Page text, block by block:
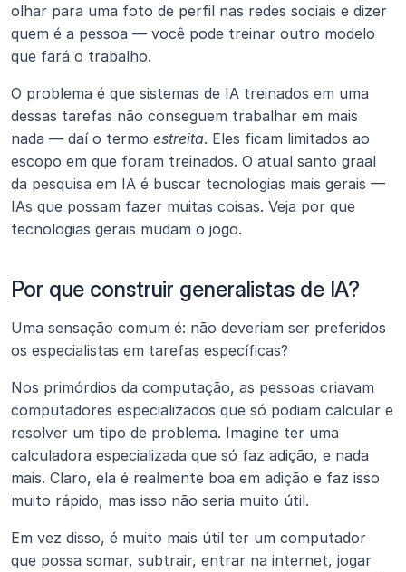
olhar para uma foto de perfil nas redes sociais e dizer
quem é a pessoa — você pode treinar outro modelo
que fará o trabalho.
O problema é que sistemas de IA treinados em uma
dessas tarefas não conseguem trabalhar em mais
nada — daí o termo estreita. Eles ficam limitados ao
escopo em que foram treinados. O atual santo graal
da pesquisa em IA é buscar tecnologias mais gerais —
IAs que possam fazer muitas coisas. Veja por que
tecnologias gerais mudam o jogo.
Por que construir generalistas de IA?
Uma sensação comum é: não deveriam ser preferidos
os especialistas em tarefas específicas?
Nos primórdios da computação, as pessoas criavam
computadores especializados que só podiam calcular e
resolver um tipo de problema. Imagine ter uma
calculadora especializada que só faz adição, e nada
mais. Claro, ela é realmente boa em adição e faz isso
muito rápido, mas isso não seria muito útil.
Em vez disso, é muito mais útil ter um computador
que possa somar, subtrair, entrar na internet, jogar